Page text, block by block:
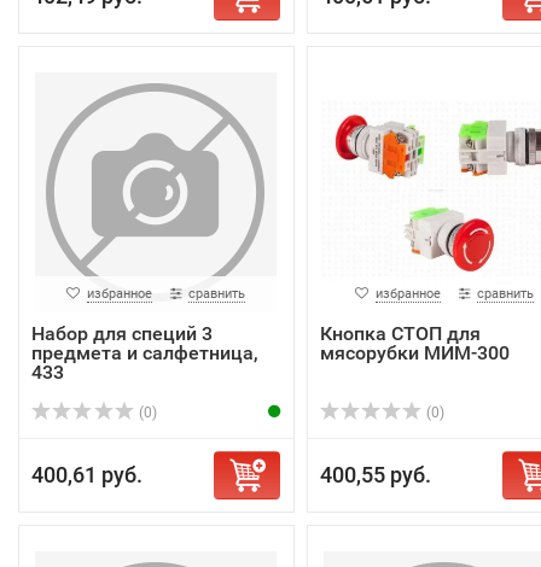
избранное сравнить
Набор для специй 3
предмета и салфетница,
433
(0)
400,61 руб.
избранное сравнить
Кнопка СТОП для
мясорубки МИМ-300
(0)
400,55 руб.